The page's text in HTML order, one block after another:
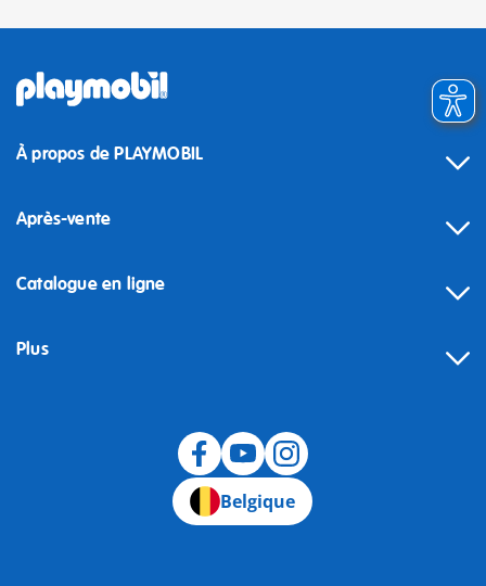
À propos de PLAYMOBIL
Après-vente
Catalogue en ligne
Plus
Belgique